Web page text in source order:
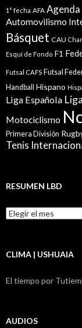
1° fecha AFA
Automovilismo
Básquet CAU
Esquí de Fondo F1
Futsal CAFS Futsal
Handball Hispano
Liga Española
Motociclismo
Primera División
Tenis
RESUMEN LBD
Resumen
LBD
CLIMA | USHUAIA
El tiempo por
AUDIOS